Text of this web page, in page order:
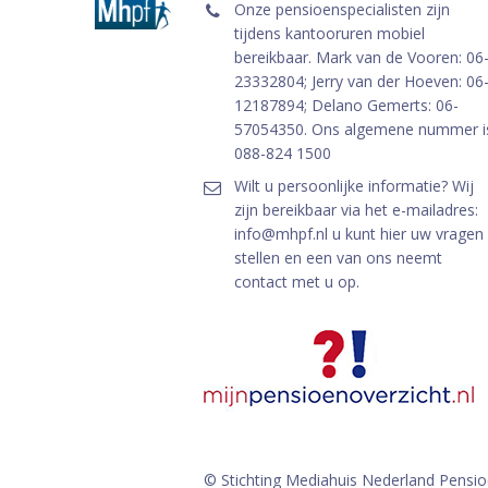
Onze pensioenspecialisten zijn
tijdens kantooruren mobiel
bereikbaar. Mark van de Vooren: 06-
23332804; Jerry van der Hoeven: 06-
12187894; Delano Gemerts: 06-
57054350. Ons algemene nummer
088-824 1500
Wilt u persoonlijke informatie? Wij
zijn bereikbaar via het e-mailadres:
info@mhpf.nl u kunt hier uw vragen
stellen en een van ons neemt
contact met u op.
© Stichting Mediahuis Nederland